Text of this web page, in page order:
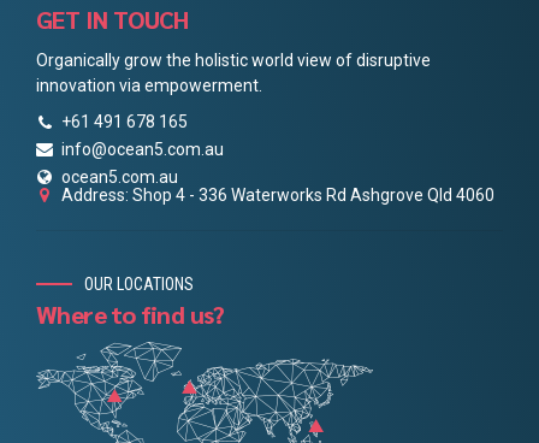
GET IN TOUCH
Organically grow the holistic world view of disruptive
innovation via empowerment.
+61 491 678 165
info@ocean5.com.au
ocean5.com.au
Address: Shop 4 - 336 Waterworks Rd Ashgrove Qld 4060
OUR LOCATIONS
Where to find us?